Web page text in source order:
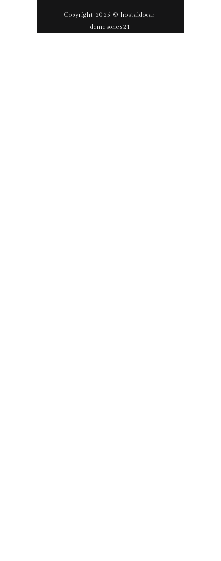
Copyright 2025 © hostaldocar-
dcmesones21